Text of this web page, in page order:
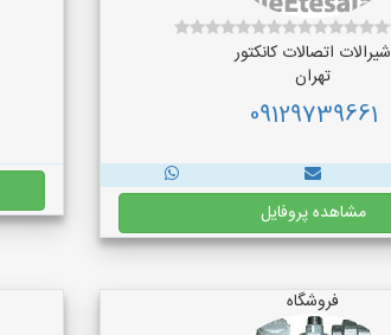
شیرالات اتصالات کانکتور
تهران
09129739661
مشاهده پروفایل
فروشگاه